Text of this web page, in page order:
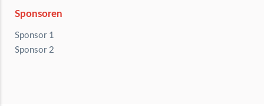
Sponsoren
Sponsor 1
Sponsor 2